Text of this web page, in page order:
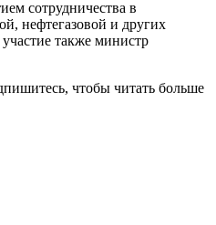
сотрудничества в
нефтегазовой и других
также министр
чтобы читать больше